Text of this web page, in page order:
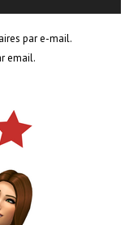
par e-mail.
email.